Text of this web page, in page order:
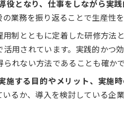
役となり、仕事をしながら実践
業務を振り返ることで生産性
制とともに定着した研修方法
用されています。実践的かつ
れない方法であることも確かで
施する目的やメリット、実施
るか、導入を検討している企